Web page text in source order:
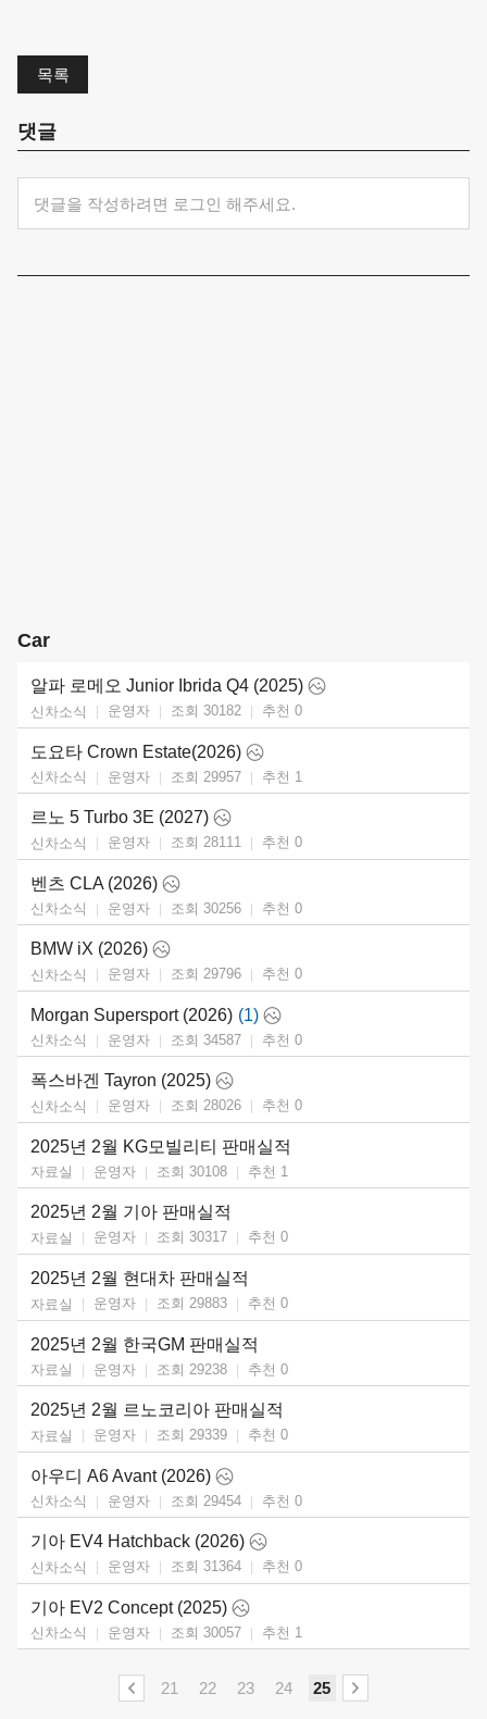
목록
댓글
댓글을 작성하려면 로그인 해주세요.
Car
알파 로메오 Junior Ibrida Q4 (2025)
신차소식 운영자 조회 30182 추천 0
도요타 Crown Estate(2026)
신차소식 운영자 조회 29957 추천 1
르노 5 Turbo 3E (2027)
신차소식 운영자 조회 28111 추천 0
벤츠 CLA (2026)
신차소식 운영자 조회 30256 추천 0
BMW iX (2026)
신차소식 운영자 조회 29796 추천 0
Morgan Supersport (2026) (1)
신차소식 운영자 조회 34587 추천 0
폭스바겐 Tayron (2025)
신차소식 운영자 조회 28026 추천 0
2025년 2월 KG모빌리티 판매실적
자료실 운영자 조회 30108 추천 1
2025년 2월 기아 판매실적
자료실 운영자 조회 30317 추천 0
2025년 2월 현대차 판매실적
자료실 운영자 조회 29883 추천 0
2025년 2월 한국GM 판매실적
자료실 운영자 조회 29238 추천 0
2025년 2월 르노코리아 판매실적
자료실 운영자 조회 29339 추천 0
아우디 A6 Avant (2026)
신차소식 운영자 조회 29454 추천 0
기아 EV4 Hatchback (2026)
신차소식 운영자 조회 31364 추천 0
기아 EV2 Concept (2025)
신차소식 운영자 조회 30057 추천 1
21 22 23 24 25